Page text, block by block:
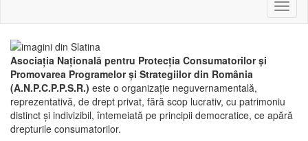
sau
Asociaţia Naţională pentru Protecţia Consumatorilor şi
Promovarea Programelor şi Strategiilor din România
(A.N.P.C.P.P.S.R.) este o organizaţie neguvernamentală,
reprezentativă, de drept privat, fără scop lucrativ, cu patrimoniu
distinct şi indivizibil, întemeiată pe principii democratice, ce apără
drepturile consumatorilor.